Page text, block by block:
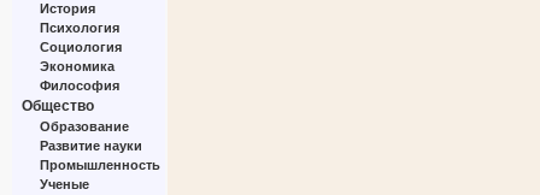
История
Психология
Социология
Экономика
Философия
Общество
Образование
Развитие науки
Промышленность
Ученые